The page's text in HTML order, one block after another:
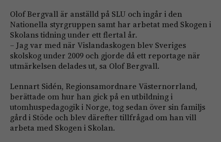
Olof Bergvall är anställd på SLU och ingår i den
Nationella styrgruppen samt har arbetat med Skogen i
Skolans tidning under ett flertal år.
– Jag var med när Vislandaskogen blev Sveriges
skolskog under 2009 och gjorde då ett reportage när
utmärkelsen delades ut, sa Olof Bergvall.
Lennart Sidén, Regionsamordnare Västernorrland,
berättade om hur han gick på en utbildning i
utomhuspedagogik i Norge, tog sedan över sin familjs
gård i Stöde och blev därefter tillfrågad om han vill
arbeta med Skogen i Skolan.